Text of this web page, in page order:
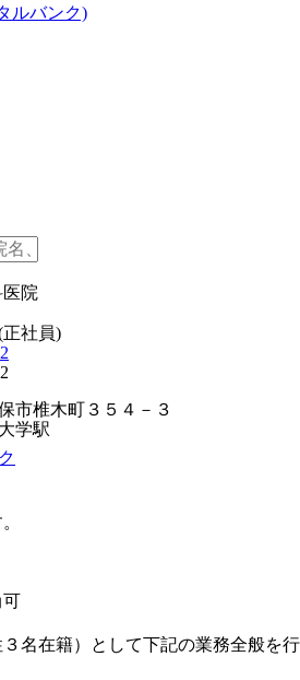
院
社員)
市椎木町３５４－３
学駅
可
名在籍）として下記の業務全般を行